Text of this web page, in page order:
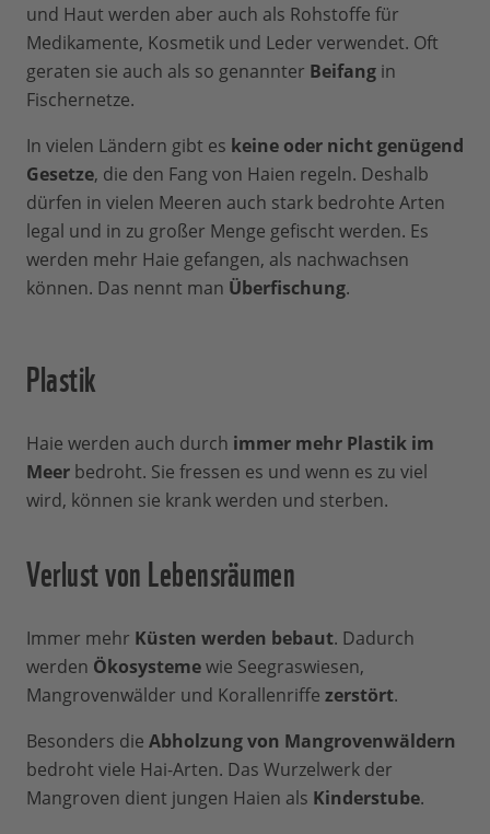
und Haut werden aber auch als Rohstoffe für
Medikamente, Kosmetik und Leder verwendet. Oft
geraten sie auch als so genannter Beifang in
Fischernetze.
In vielen Ländern gibt es keine oder nicht genügend
Gesetze, die den Fang von Haien regeln. Deshalb
dürfen in vielen Meeren auch stark bedrohte Arten
legal und in zu großer Menge gefischt werden. Es
werden mehr Haie gefangen, als nachwachsen
können. Das nennt man Überfischung.
Plastik
Haie werden auch durch immer mehr Plastik im
Meer bedroht. Sie fressen es und wenn es zu viel
wird, können sie krank werden und sterben.
Verlust von Lebensräumen
Immer mehr Küsten werden bebaut. Dadurch
werden Ökosystemewie Seegraswiesen,
Mangrovenwälder und Korallenriffe zerstört.
Besonders die Abholzung von Mangrovenwäldern
bedroht viele Hai-Arten. Das Wurzelwerk der
Mangroven dient jungen Haien als Kinderstube.